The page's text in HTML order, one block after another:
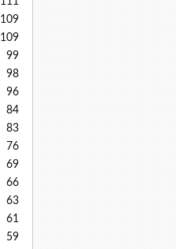
109
109
99
98
96
84
83
76
69
66
63
61
59